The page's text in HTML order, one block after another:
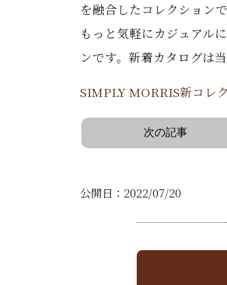
を融合したコレクション
もっと気軽にカジュアル
ンです。新着カタログは
SIMPLY MORRIS新コレ
次の記事
公開日：2022/07/20